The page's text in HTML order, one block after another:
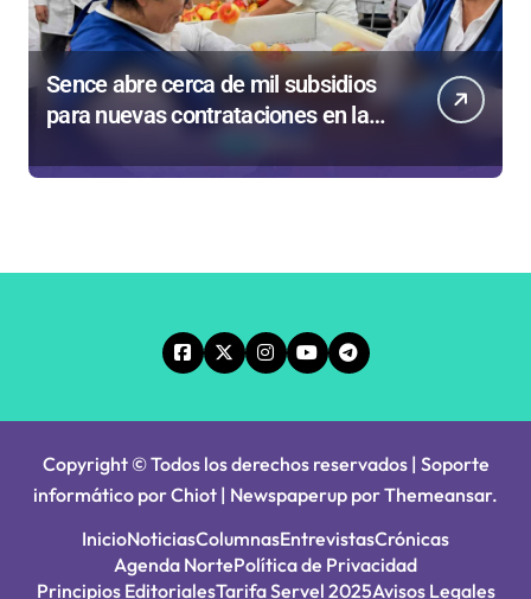
Sence abre cerca de mil subsidios
para nuevas contrataciones en la
Copyright © Todos los derechos reservados | Soporte
informático por Chiot | Newspaperup porThemeansar.
InicioNoticiasColumnasEntrevistasCrónicas
Agenda NortePolítica de Privacidad
Principios EditorialesTarifa Servel 2025Avisos Legales